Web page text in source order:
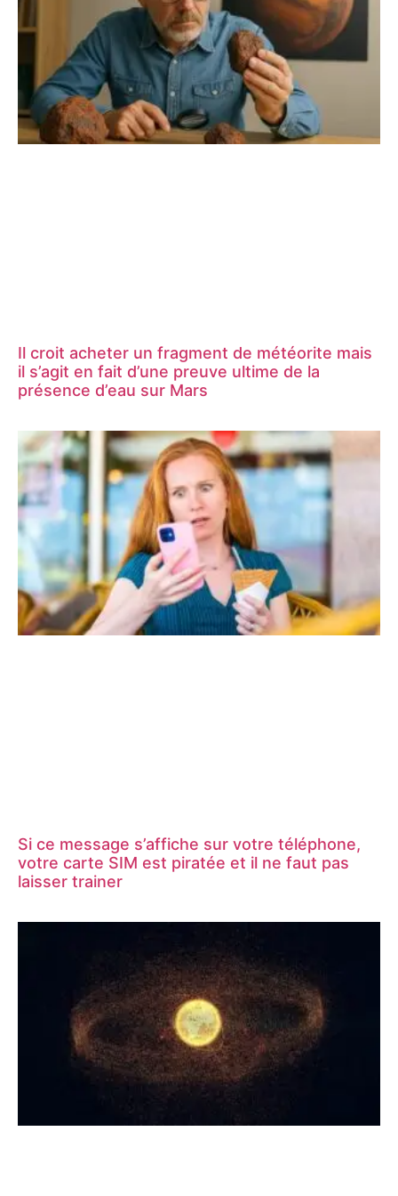
Il croit acheter un fragment de météorite mais
il s’agit en fait d’une preuve ultime de la
présence d’eau sur Mars
Si ce message s’affiche sur votre téléphone,
votre carte SIM est piratée et il ne faut pas
laisser trainer